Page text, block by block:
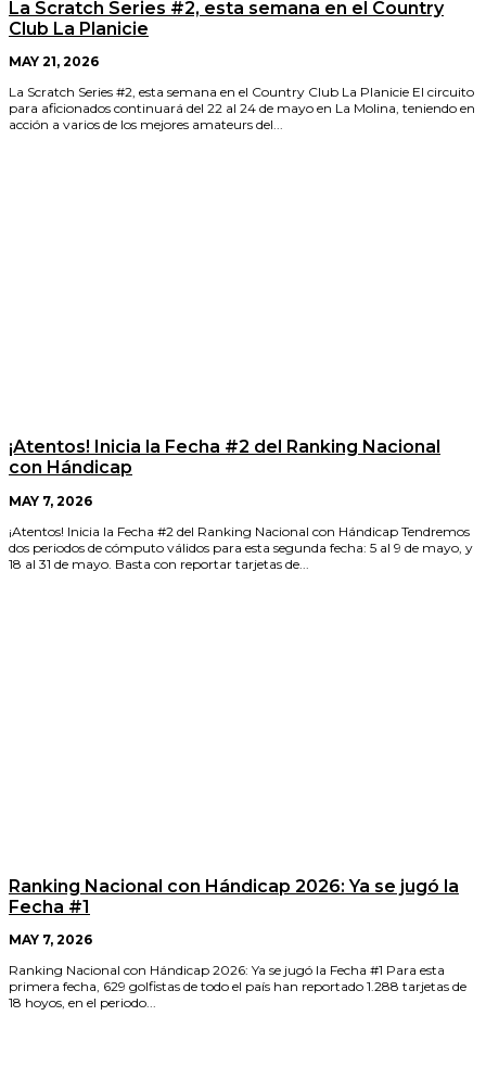
La Scratch Series #2, esta semana en el Country
Club La Planicie
MAY 21, 2026
La Scratch Series #2, esta semana en el Country Club La Planicie El circuito
para aficionados continuará del 22 al 24 de mayo en La Molina, teniendo en
acción a varios de los mejores amateurs del...
¡Atentos! Inicia la Fecha #2 del Ranking Nacional
con Hándicap
MAY 7, 2026
¡Atentos! Inicia la Fecha #2 del Ranking Nacional con Hándicap Tendremos
dos periodos de cómputo válidos para esta segunda fecha: 5 al 9 de mayo, y
18 al 31 de mayo. Basta con reportar tarjetas de...
Ranking Nacional con Hándicap 2026: Ya se jugó la
Fecha #1
MAY 7, 2026
Ranking Nacional con Hándicap 2026: Ya se jugó la Fecha #1 Para esta
primera fecha, 629 golfistas de todo el país han reportado 1.288 tarjetas de
18 hoyos, en el periodo...